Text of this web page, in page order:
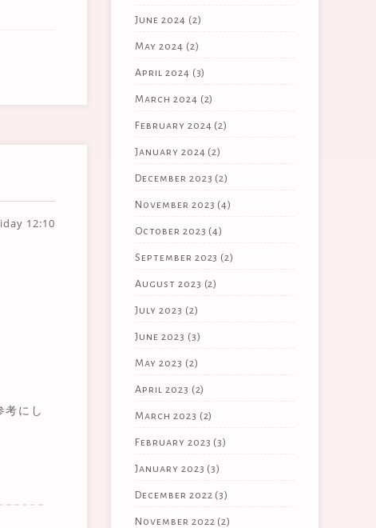
12:10
考にし
June 2024 (2)
May 2024 (2)
April 2024 (3)
March 2024 (2)
February 2024 (2)
January 2024 (2)
December 2023 (2)
November 2023 (4)
October 2023 (4)
September 2023 (2)
August 2023 (2)
July 2023 (2)
June 2023 (3)
May 2023 (2)
April 2023 (2)
March 2023 (2)
February 2023 (3)
January 2023 (3)
December 2022 (3)
November 2022 (2)